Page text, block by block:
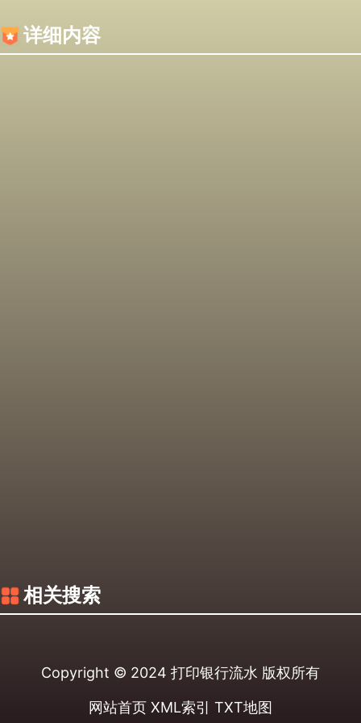
详细内容
相关搜索
Copyright © 2024 打印银行流水 版权所有
网站首页 XML索引 TXT地图